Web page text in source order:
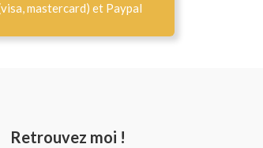
mastercard) et Paypal
Retrouvez moi !